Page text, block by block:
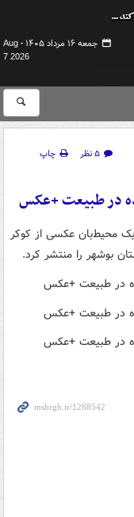
جمعه ۱۶ مرداد ۱۴۰۵ -
Aug
7 2026
۵ نظر
چاپ
در طبیعت +عکس
محیط‌بان عکسی از کوکر
بوشهر را منتشر کرد.